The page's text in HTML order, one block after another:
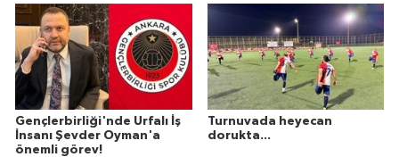
Gençlerbirliği'nde Urfalı İş
İnsanı Şevder Oyman'a
önemli görev!
Turnuvada heyecan
dorukta...